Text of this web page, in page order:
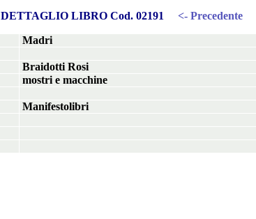
DETTAGLIO LIBRO Cod. 02191 <- Precedente
Madri
Braidotti Rosi
mostri e macchine
Manifestolibri